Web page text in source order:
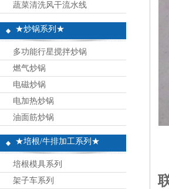
蔬菜清洗风干流水线
★炒锅系列★
多功能行星搅拌炒锅
燃气炒锅
电磁炒锅
电加热炒锅
油面筋炒锅
★培根/牛排加工系列★
培根模具系列
架子车系列